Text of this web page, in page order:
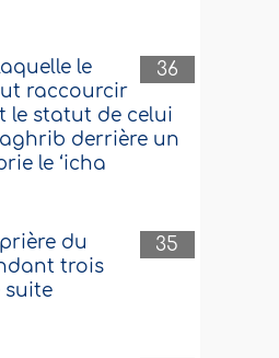
36
le
raccourcir
le statut de celui
derrière un
le ‘icha
35
du
trois
suite